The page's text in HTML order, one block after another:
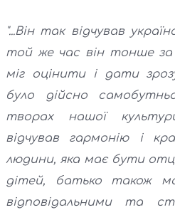
"...Він так відчував
той же час він тонше за
міг оцінити і дати
було дійсно
творах нашої
відчував гармонію і
людини, яка має бути
дітей, батько також
відповідальними та